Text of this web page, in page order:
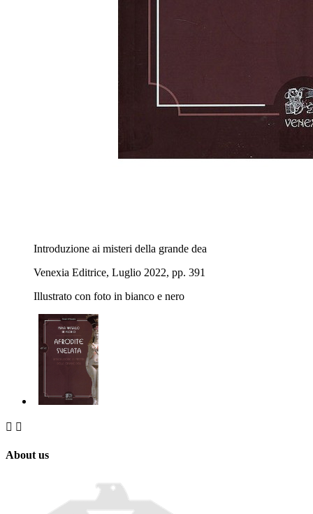
Introduzione ai misteri della grande dea
Venexia Editrice, Luglio 2022, pp. 391
Illustrato con foto in bianco e nero
 
About us